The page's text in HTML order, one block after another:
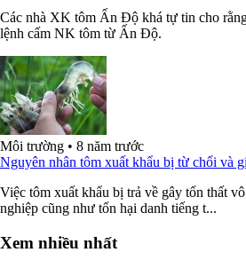
Các nhà XK tôm Ấn Độ khá tự tin cho
lệnh cấm NK tôm từ Ấn Độ.
Môi trường • 8 năm trước
Nguyên nhân tôm xuất khẩu bị từ chối và
Việc tôm xuất khẩu bị trả về gây tổn thất
nghiệp cũng như tổn hại danh tiếng t...
Xem nhiều nhất